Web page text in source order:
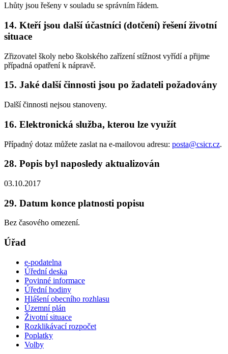
Lhůty jsou řešeny v souladu se správním řádem.
14. Kteří jsou další účastníci (dotčení) řešení životní
situace
Zřizovatel školy nebo školského zařízení stížnost vyřídí a přijme
případná opatření k nápravě.
15. Jaké další činnosti jsou po žadateli požadovány
Další činnosti nejsou stanoveny.
16. Elektronická služba, kterou lze využít
Případný dotaz můžete zaslat na e-mailovou adresu: posta@csicr.cz.
28. Popis byl naposledy aktualizován
03.10.2017
29. Datum konce platnosti popisu
Bez časového omezení.
Úřad
e-podatelna
Úřední deska
Povinné informace
Úřední hodiny
Hlášení obecního rozhlasu
Územní plán
Životní situace
Rozklikávací rozpočet
Poplatky
Volby